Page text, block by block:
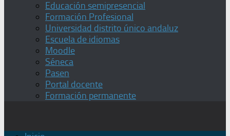
Educación semipresencial
Formación Profesional
Universidad distrito único andaluz
Escuela de idiomas
Moodle
Séneca
Pasen
Portal docente
Formación permanente